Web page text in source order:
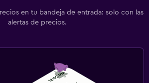
en tu bandeja de entrada: solo con las
alertas de precios.